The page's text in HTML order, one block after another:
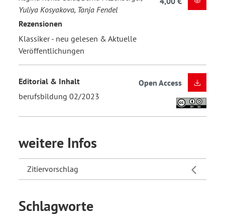
Yuliya Kosyakova, Tanja Fendel
Rezensionen
Klassiker - neu gelesen & Aktuelle
Veröffentlichungen
Editorial & Inhalt
berufsbildung 02/2023
Open Access
weitere Infos
Zitiervorschlag
Schlagworte